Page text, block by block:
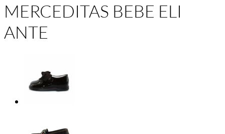
MERCEDITAS BEBE ELI
ANTE